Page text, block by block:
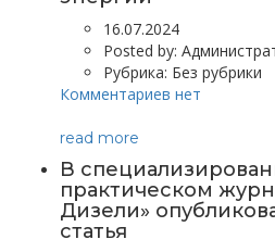
16.07.2024
Posted by:
Рубрика: Без рубрики
Комментариев нет
read more
В
практическом
Дизели»
статья